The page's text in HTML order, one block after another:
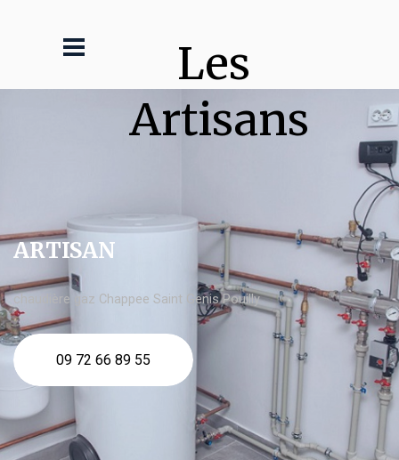
Les
Artisans
ARTISAN
chaudière gaz Chappee Saint Genis Pouilly
09 72 66 89 55